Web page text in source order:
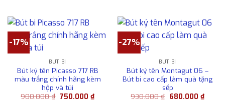
-17%
BÚT BI
Bút ký tên Picasso 717 RB
màu trắng chính hãng kèm
hộp và túi
900.000₫ Giá
750.000 ₫Giá
-27%
BÚT BI
Bút ký tên Montagut 06 –
Bút bi cao cấp làm quà tặng
sếp
930.000₫ Giá
680.000 ₫Giá